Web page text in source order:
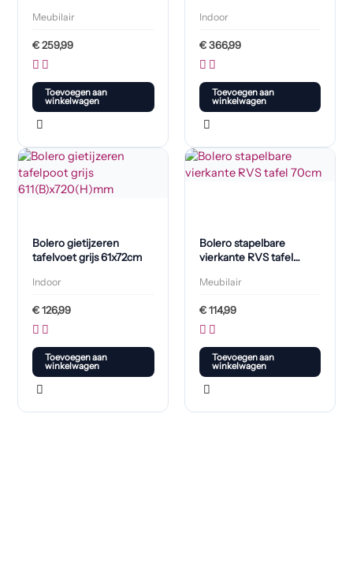
groen (2 stuks)
Meubilair
€259,99
Toevoegen aan
winkelwagen
Indoor
€366,99
Toevoegen aan
winkelwagen
Bolero gietijzeren
tafelvoet grijs 61x72cm
Indoor
€126,99
Toevoegen aan
winkelwagen
Bolero stapelbare
vierkante RVS tafel
Meubilair
€114,99
Toevoegen aan
winkelwagen